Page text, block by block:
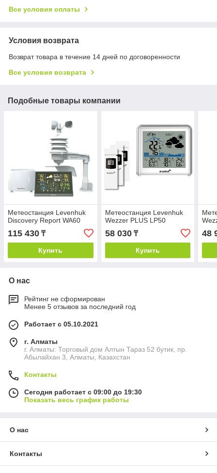
Все условия оплаты
Условия возврата
Возврат товара в течение 14 дней по договоренности
Все условия возврата
Подобные товары компании
Метеостанция Levenhuk
Discovery Report WA60
115 430 ₸
Купить
Метеостанция Levenhuk
Wezzer PLUS LP50
58 030₸
Купить
48
О нас
Рейтинг не сформирован
Менее 5 отзывов за последний год
Работает с 05.10.2021
г. Алматы
г. Алматы: Торговый дом Алтын Тараз 52 бутик, пр.
Абылайхан 3, Алматы, Казахстан
Контакты
Сегодня работает с 09:00 до 19:30
Показать весь график работы
О нас
Контакты